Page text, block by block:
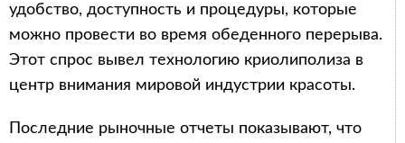
удобство, доступность и процедуры, которые
можно провести во время обеденного перерыва.
Этот спрос вывел технологию криолиполиза в
центр внимания мировой индустрии красоты.
Последние рыночные отчеты показывают, что